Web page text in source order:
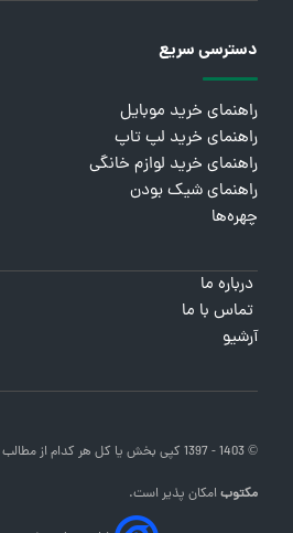
دسترسی سریع
راهنمای خرید موبایل
راهنمای خرید لپ تاپ
راهنمای خرید لوازم خانگی
راهنمای شیک بودن
چهره‌ها
درباره ما
تماس با ما
آرشیو
© 1403 - 1397 کپی بخش یا کل هر کدام از مطالب
مکتوبامکان پذیر است.